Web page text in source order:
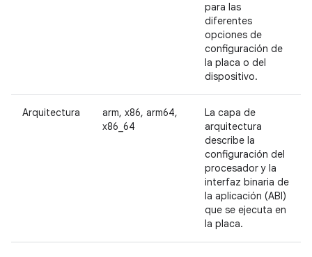
para las
diferentes
opciones de
configuración de
la placa o del
dispositivo.
Arquitectura
arm, x86, arm64,
x86_64
La capa de
arquitectura
describe la
configuración del
procesador y la
interfaz binaria de
la aplicación (ABI)
que se ejecuta en
la placa.